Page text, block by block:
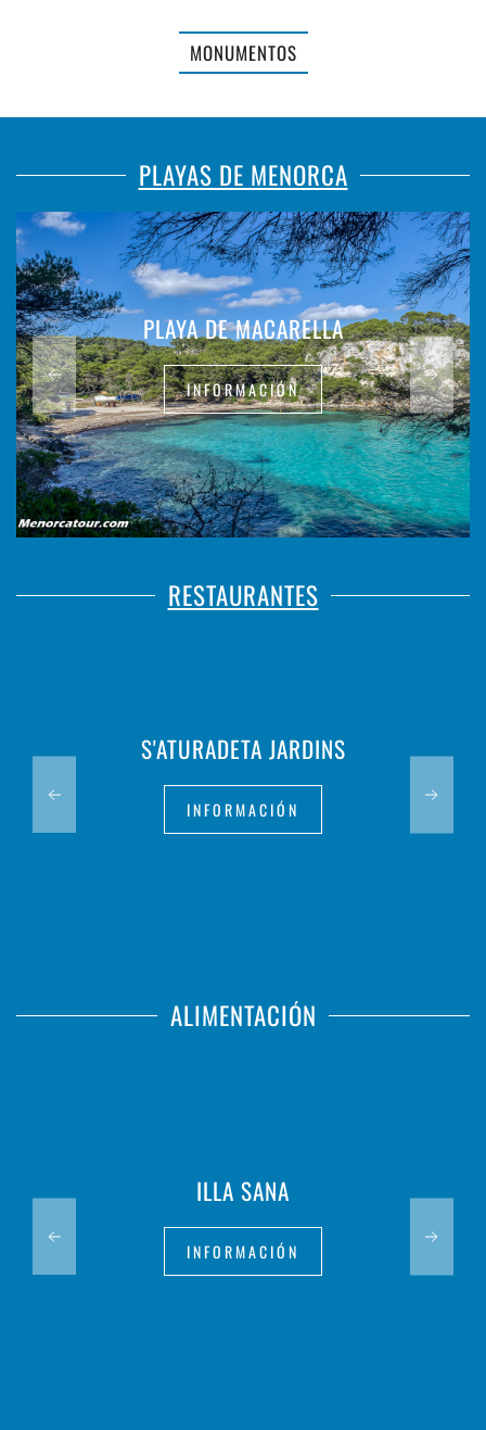
MONUMENTOS
PLAYAS DE MENORCA
PLAYA DE MACARELLA
INFORMACIÓN
RESTAURANTES
S'ATURADETA JARDINS
INFORMACIÓN
ALIMENTACIÓN
ILLA SANA
INFORMACIÓN